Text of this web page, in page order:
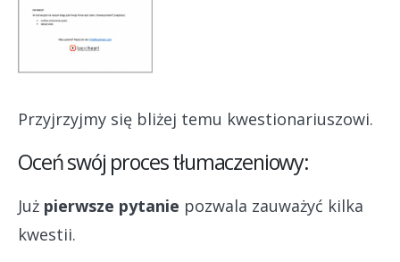
Przyjrzyjmy się bliżej temu kwestionariuszowi.
Oceń swój proces tłumaczeniowy:
Już pierwsze pytanie pozwala zauważyć kilka
kwestii.